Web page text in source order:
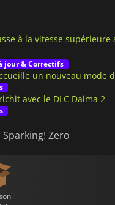
à la vitesse
jour & Correctifs
un nouveau mode
avec le DLC Daima 2
Zero